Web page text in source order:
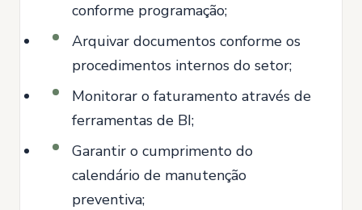
conforme programação;
Arquivar documentos conforme os
procedimentos internos do setor;
Monitorar o faturamento através de
ferramentas de BI;
Garantir o cumprimento do
calendário de manutenção
preventiva;